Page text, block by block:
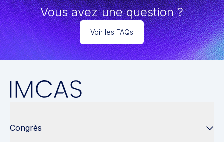
Vous avez une question ?
Voir les FAQs
Congrès